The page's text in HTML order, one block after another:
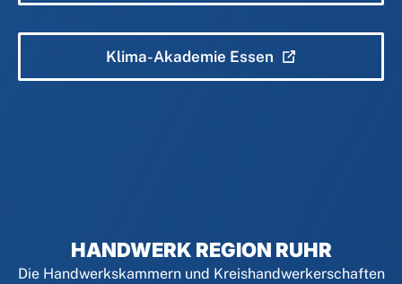
Klima-Akademie Essen
HANDWERK REGION RUHR
Die Handwerkskammern und Kreishandwerkerschaften